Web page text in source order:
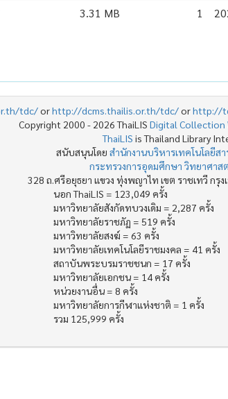
3.31 MB 1
tdc/orhttp://dcms.thailis.or.th/tdc/orhttp://
Copyright 2000 - 2026 ThaiLIS Digital Collection
ThaiLIS is Thailand Library
สนับสนุนโดย สำนักงานบริหารเทคโนโลยี
กระทรวงการอุดมศึกษา วิทยาศาส
328 ถ.ศรีอยุธยา แขวง ทุ่งพญาไท เขต ราชเทวี กรุ
นอก ThaiLIS = 123,049 ครั้ง
มหาวิทยาลัยสังกัดทบวงเดิม = 2,287 ครั้ง
มหาวิทยาลัยราชภัฏ = 519 ครั้ง
มหาวิทยาลัยสงฆ์ = 63 ครั้ง
มหาวิทยาลัยเทคโนโลยีราชมงคล = 41 ครั้ง
สถาบันพระบรมราชชนก = 17 ครั้ง
มหาวิทยาลัยเอกชน = 14 ครั้ง
หน่วยงานอื่น = 8 ครั้ง
มหาวิทยาลัยการกีฬาแห่งชาติ = 1 ครั้ง
รวม 125,999 ครั้ง